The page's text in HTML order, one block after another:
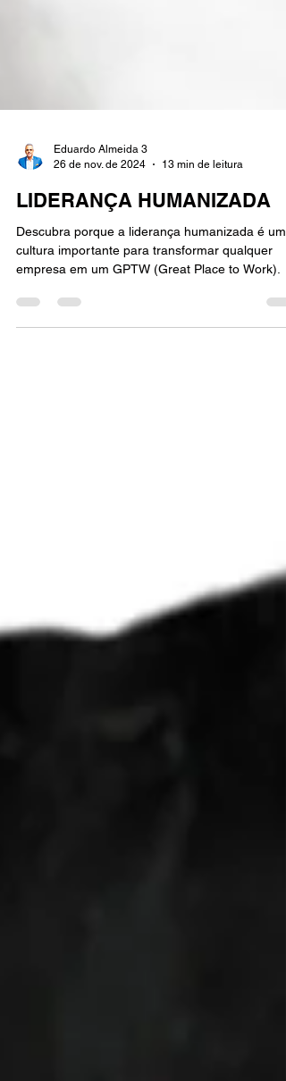
26 de nov. de 2024
13 min de leitura
LIDERANÇA HUMANIZADA
Descubra porque a liderança humanizada é um
empresa em um GPTW (Great Place to Work).